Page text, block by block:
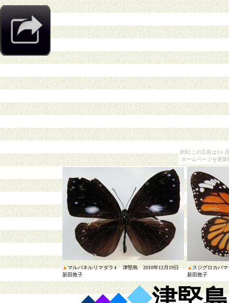
[PR] この広告は3ヶ
ホームページを更
▲マルバネルリマダラ♀ 津堅島 2010年12月19日
新田敦子
▲スジグロカバ
新田敦子